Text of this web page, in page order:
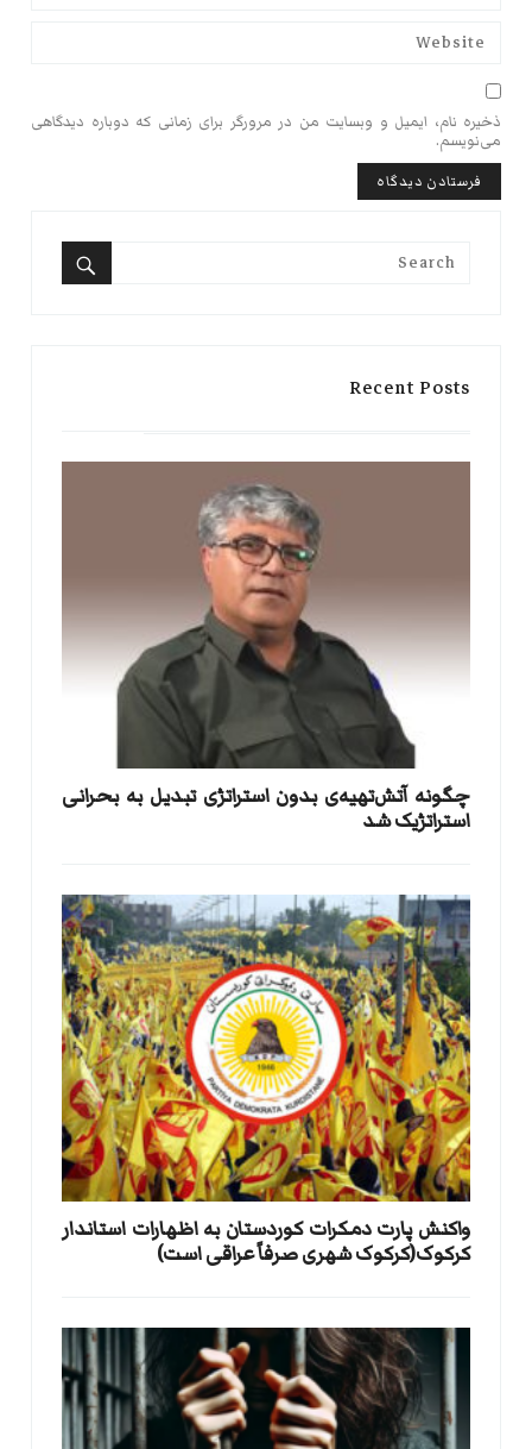
ذخیره نام، ایمیل و وبسایت من در مرورگر برای زمانی که دوباره دیدگاهی
می‌نویسم.
Search
Recent Posts
​چگونه آتش‌تهیه‌ی بدون استراتژی تبدیل به بحرانی
استراتژیک شد
واکنش پارت دمکرات کوردستان به اظهارات استاندار
کرکوک(کرکوک شهری صرفاً عراقی است)